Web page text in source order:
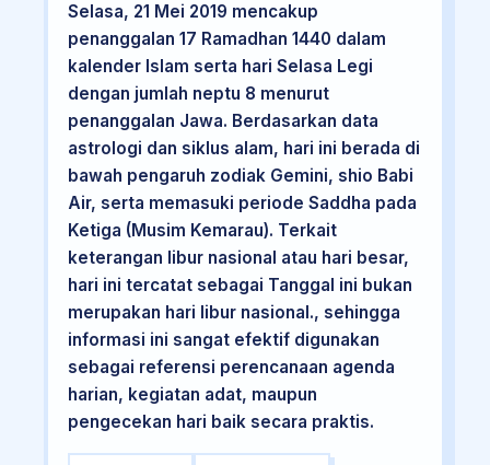
Selasa, 21 Mei 2019 mencakup
penanggalan 17 Ramadhan 1440 dalam
kalender Islam serta hari Selasa Legi
dengan jumlah neptu 8 menurut
penanggalan Jawa. Berdasarkan data
astrologi dan siklus alam, hari ini berada di
bawah pengaruh zodiak Gemini, shio Babi
Air, serta memasuki periode Saddha pada
Ketiga (Musim Kemarau). Terkait
keterangan libur nasional atau hari besar,
hari ini tercatat sebagai Tanggal ini bukan
merupakan hari libur nasional., sehingga
informasi ini sangat efektif digunakan
sebagai referensi perencanaan agenda
harian, kegiatan adat, maupun
pengecekan hari baik secara praktis.